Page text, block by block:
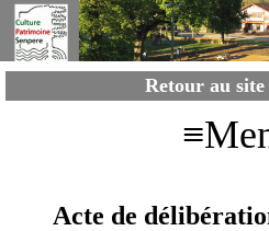
Retour au
Acte de